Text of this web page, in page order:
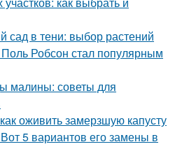
сад в тени: выбор растений
Робсон стал популярным
малины: советы для
оживить замерзшую капусту
5 вариантов его замены в